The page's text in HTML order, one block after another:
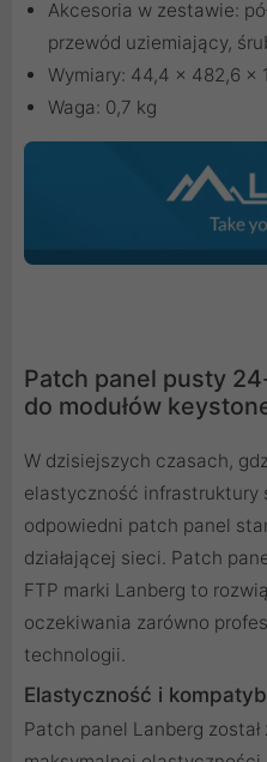
Akcesoria w zestawie:
przewód uziemiający,
Wymiary: 44,4 x 482,6 x
Waga: 0,7 kg
Patch panel pusty
do modułów
W dzisiejszych czasach,
elastyczność infrastruktury
odpowiedni patch panel
działającej sieci. Patch
FTP marki Lanberg to
oczekiwania zarówno
technologii.
Elastyczność i
Patch panel Lanberg